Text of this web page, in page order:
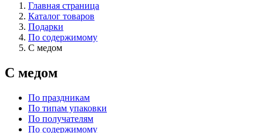
Главная страница
Каталог товаров
Подарки
По содержимому
С медом
С медом
По праздникам
По типам упаковки
По получателям
По содержимому